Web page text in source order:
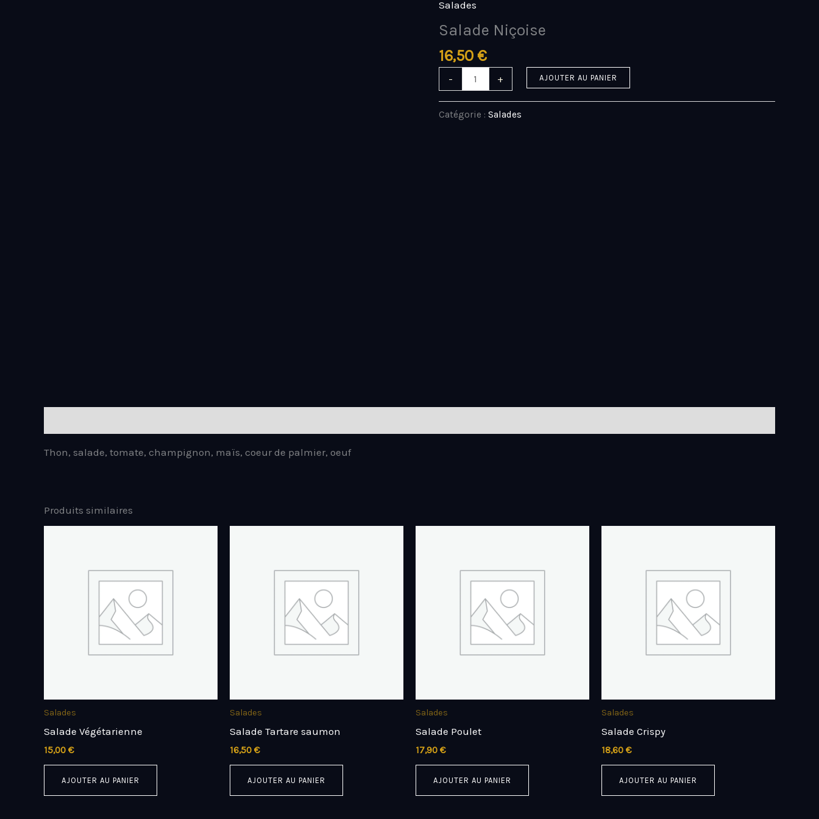
Salades
Salade Niçoise
16,50 €
-
quantité
de
Niçoise
+
AJOUTER AU PANIER
Catégorie : Salades
Thon, salade, tomate, champignon, maïs, coeur de palmier, oeuf
Produits similaires
Salades
Salade Végétarienne
15,00 €
AJOUTER AU PANIER
Salades
Salade Tartare saumon
16,50 €
AJOUTER AU PANIER
Salades
Salade Poulet
17,90 €
AJOUTER AU PANIER
Salades
Salade Crispy
18,60 €
AJOUTER AU PANIER